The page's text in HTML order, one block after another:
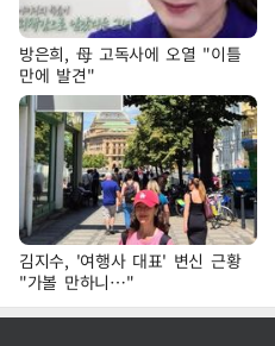
방은희, 母 고독사에 오열 "이틀
만에 발견"
김지수, '여행사 대표' 변신 근황
"가볼 만하니…"